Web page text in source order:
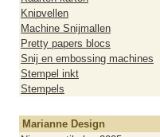
Knipvellen
Machine Snijmallen
Pretty papers blocs
Snij en embossing machines
Stempel inkt
Stempels
Marianne Design